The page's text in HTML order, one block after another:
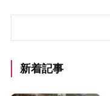
新着記事